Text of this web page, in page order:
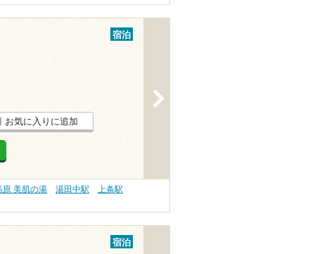
宿泊
お気に入りに追加
原 美肌の湯 湯田中駅
上条駅
宿泊